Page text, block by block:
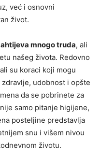
već i osnovni
život.
mnogo truda, ali
našeg života. Redovno
su koraci koji mogu
udobnost i opšte
da se pobrinete za
samo pitanje higijene,
posteljine predstavlja
snu i višem nivou
životu.